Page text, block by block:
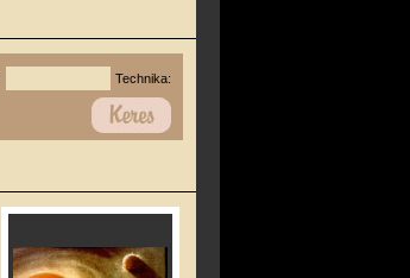
Technika: